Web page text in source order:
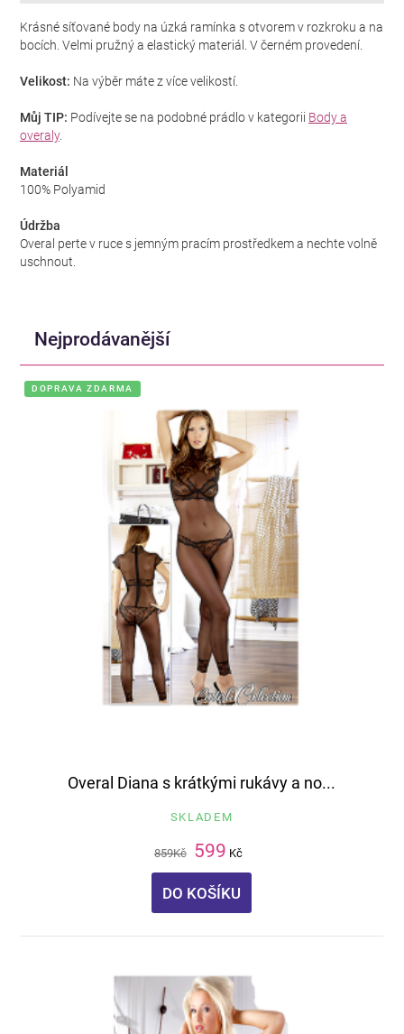
Krásné síťované body na úzká ramínka s otvorem v rozkroku a na
bocích. Velmi pružný a elastický materiál. V černém provedení.
Velikost: Na výběr máte z více velikostí.
Můj TIP: Podívejte se na podobné prádlo v kategorii Body a
overaly.
Materiál
100% Polyamid
Údržba
Overal perte v ruce s jemným pracím prostředkem a nechte volně
uschnout.
Nejprodávanější
DOPRAVA ZDARMA
Overal Diana s krátkými rukávy a no...
SKLADEM
859Kč 599 Kč
DO KOŠÍKU